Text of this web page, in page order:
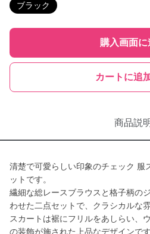
ブラック
購入画面に
カートに追
商品説
清楚で可愛らしい印象のチェック 服
ットです。
繊細な総レースブラウスと格子柄の
わせた二点セットで、クラシカルな
スカートは裾にフリルをあしらい、
の装飾が施された上品なデザインです